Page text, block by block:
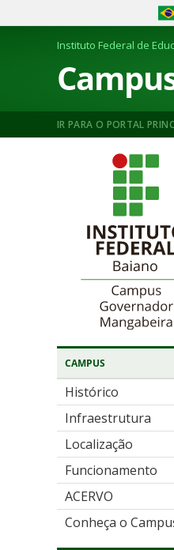
Instituto Federal de
IR PARA O PORTAL
CAMPUS
Histórico
Infraestrutura
Localização
Funcionamento
ACERVO
Conheça o